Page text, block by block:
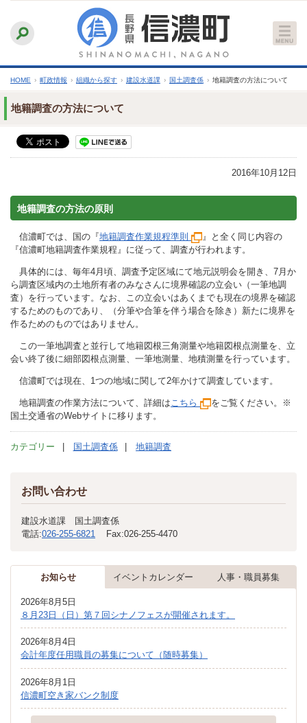
文
へ
ふりがなをつける
文字サイズ
縮小 標準 拡大
HOME › 町政情報 › 組織から探す › 建設水道課 › 国土調査係 › 地籍調査の方法について
地籍調査の方法について
2016年10月12日
地籍調査の方法の原則
信濃町では、国の『地籍調査作業規程準則
』と全く同じ内容の
『信濃町地籍調査作業規程』に従って、調査が行われます。
具体的には、毎年4月頃、調査予定区域にて地元説明会を開き、7月か
ら調査区域内の土地所有者のみなさんに境界確認の立会い（一筆地調
査）を行っています。なお、この立会いはあくまでも現在の境界を確認
するためのものであり、（分筆や合筆を伴う場合を除き）新たに境界を
作るためのものではありません。
この一筆地調査と並行して地籍図根三角測量や地籍図根点測量を、立
会い終了後に細部図根点測量、一筆地測量、地積測量を行っています。
信濃町では現在、1つの地域に関して2年かけて調査しています。
地籍調査の作業方法について、詳細は こちら
をご覧ください。※
国土交通省のWebサイトに移ります。
カテゴリー 国土調査係 地籍調査
お問い合わせ
建設水道課 国土調査係
電話:026-255-6821 Fax:026-255-4470
お知らせ イベントカレンダー 人事・職員募集
2026年8月5日
８月23日（日）第７回シナノフェスが開催されます。
2026年8月4日
会計年度任用職員の募集について（随時募集）
2026年8月1日
信濃町空き家バンク制度